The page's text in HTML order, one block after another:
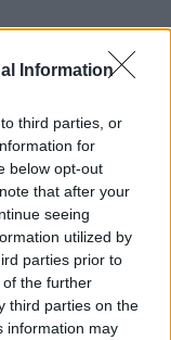
Information
third parties, or
for
below opt-out
that after your
seeing
utilized by
parties prior to
the further
third parties on the
information may